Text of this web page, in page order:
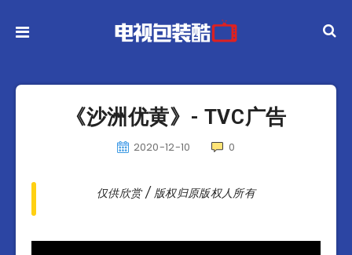
《沙洲优黄》- TVC广告
2020-12-10 0
仅供欣赏 / 版权归原版权人所有